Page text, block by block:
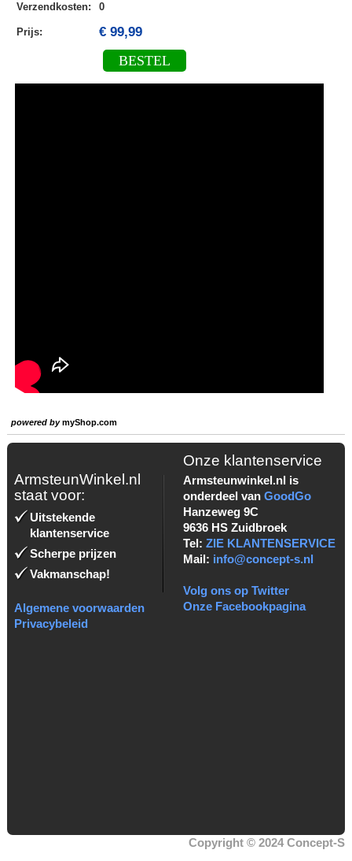
Verzendkosten: 0
Prijs: € 99,99
BESTEL
powered bymyShop.com
ArmsteunWinkel.nl
staat voor:
Uitstekende
klantenservice
Scherpe prijzen
Vakmanschap!
Algemene voorwaarden
Privacybeleid
Onze klantenservice
Armsteunwinkel.nl is
onderdeel van GoodGo
Hanzeweg 9C
9636 HS Zuidbroek
Tel: ZIE KLANTENSERVICE
Mail: info@concept-s.nl
Volg ons op Twitter
Onze Facebookpagina
Copyright © 2024 Concept-S